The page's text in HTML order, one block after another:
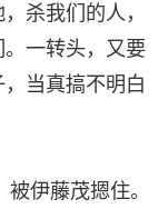
杀我们的人，
一转头，又要
当真搞不明白
伊藤茂摁住。